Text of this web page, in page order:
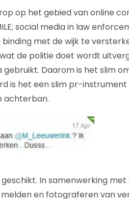
op het gebied van online
social media in law
met de wijk te
de politie doet wordt
Daarom is het slim
is het een slim pr-
achterban.
In samenwerking
en fotograferen van